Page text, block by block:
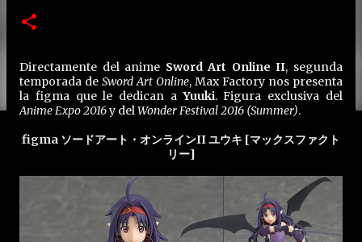
Directamente del anime Sword Art Online II, segunda
temporada de Sword Art Online, Max Factory nos presenta
la figma que le dedican aYuuki. Figura exclusiva del
Anime Expo 2016y delWonder Festival 2016 (Summer).
figma ソードアート・オンラインII ユウキ [マックスファクト
リー]